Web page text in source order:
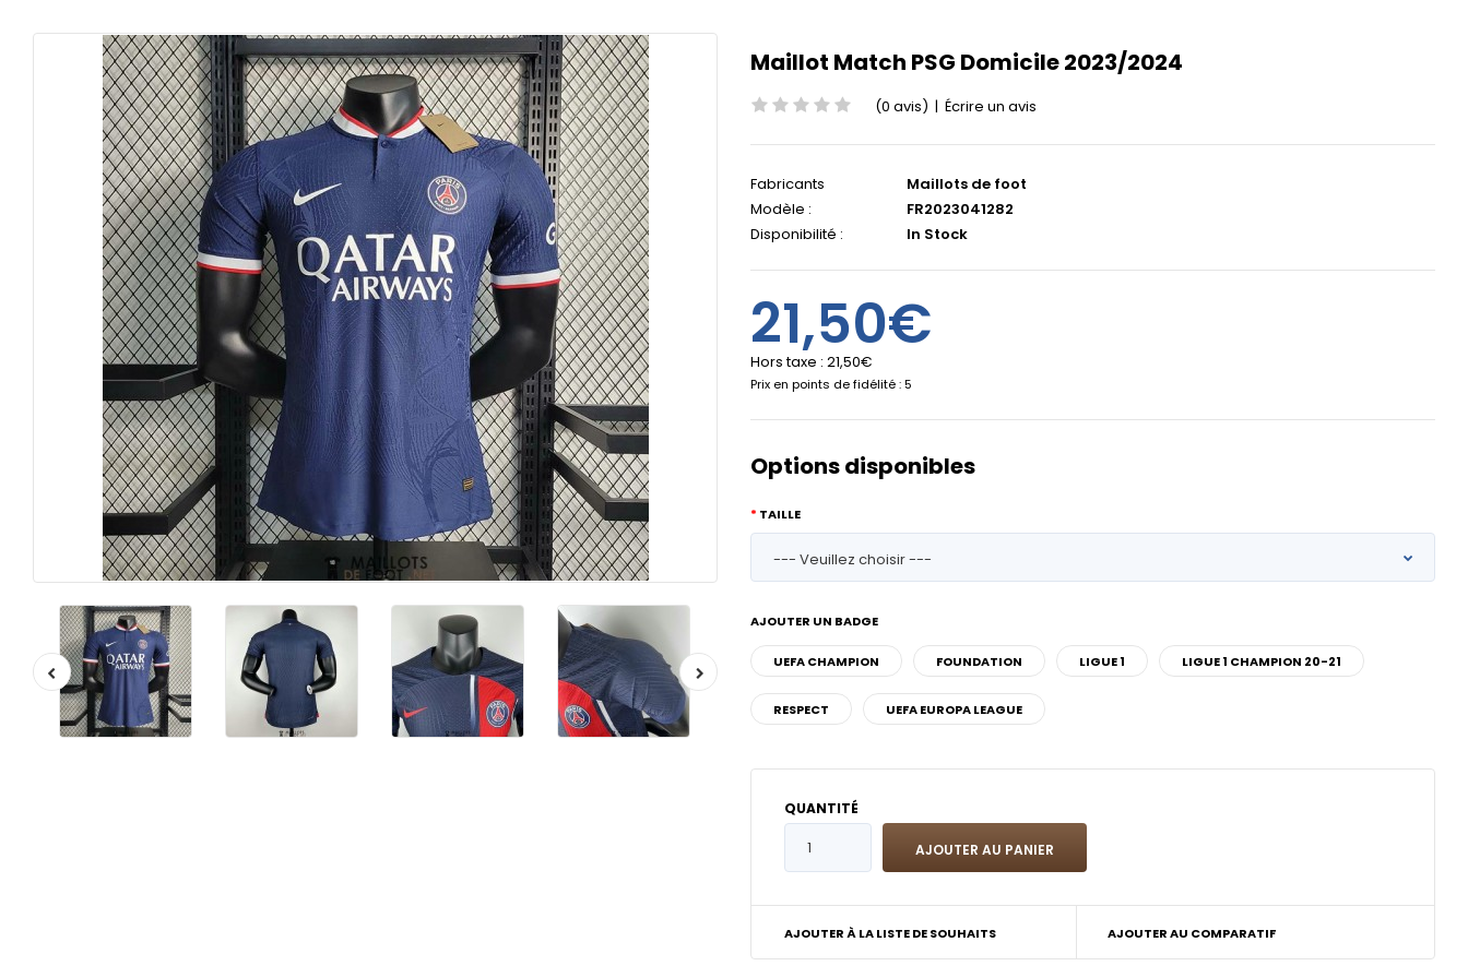
Maillot Match PSG Domicile 2023/2024
(0 avis) | Écrire un avis
Fabricants
Maillots de foot
Modèle :
FR2023041282
Disponibilité :
In Stock
21,50€
Hors taxe : 21,50€
Prix en points de fidélité : 5
Options disponibles
TAILLE
AJOUTER UN BADGE
UEFA CHAMPION FOUNDATION LIGUE 1 LIGUE 1 CHAMPION 20-21
RESPECT UEFA EUROPA LEAGUE
QUANTITÉ
AJOUTER À LA LISTE DE SOUHAITS AJOUTER AU COMPARATIF